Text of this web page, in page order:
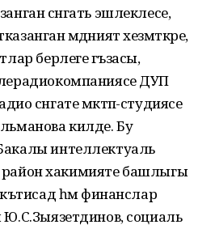
сәнгать эшлеклесе,
мәдәният хезмәткәре,
берлеге әгъзасы,
ДУП
сәнгате мәктәп-студиясе
килде. Бу
интеллектуаль
район хакимияте башлыгы
һәм финанслар
социаль